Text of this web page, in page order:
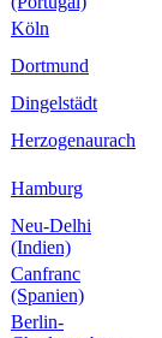
Köln
Dortmund
Dingelstädt
Herzogenaurach
Hamburg
Neu-Delhi
(Indien)
Canfranc
(Spanien)
Berlin-